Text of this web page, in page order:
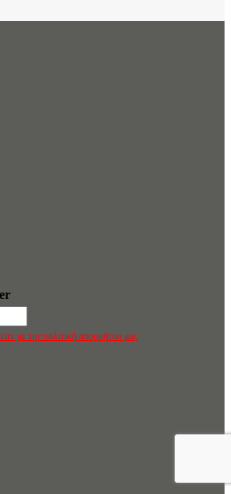
με την πολιτική απορρήτου μας